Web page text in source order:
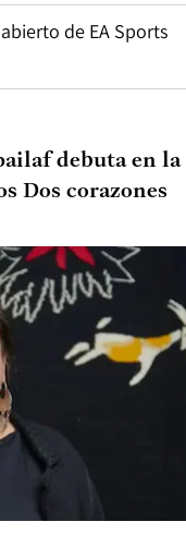
de EA Sports
debuta en la
Dos corazones